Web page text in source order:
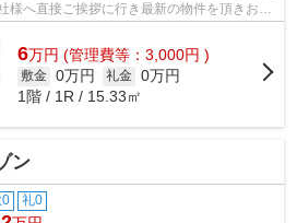
様へ直接ご挨拶に行き最新の物件を頂きお客
6万円 (管理費等：3,000円 )
敷金 0万円 礼金 0万円
1階 / 1R / 15.33㎡
ン
0 礼0